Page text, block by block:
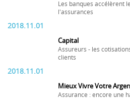
Les banques accélèrent
l'assurances
2018.11.01
Capital
Assureurs - les
clients
2018.11.01
Mieux Vivre Votre
Assurance : encore une